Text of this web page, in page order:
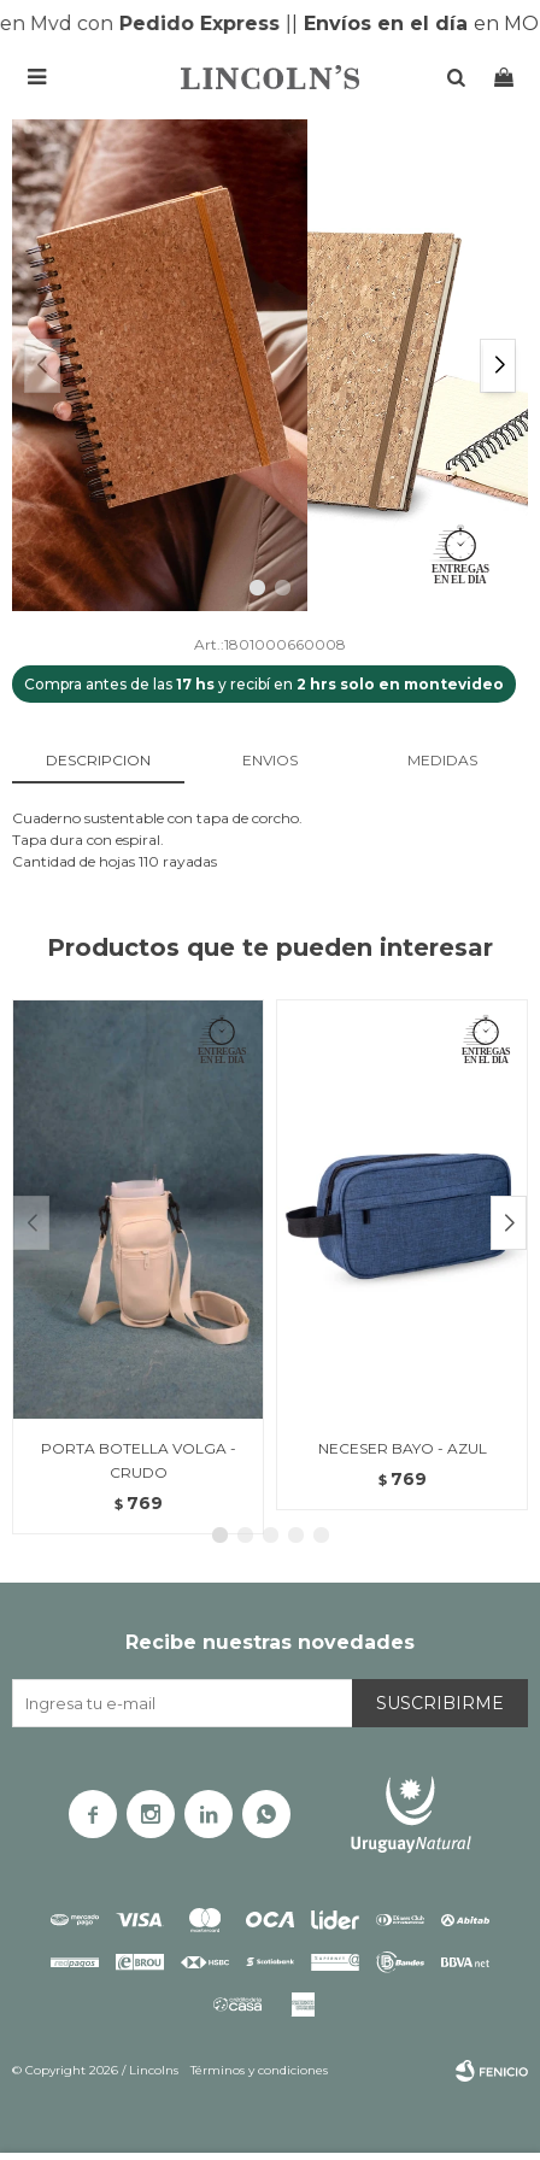
Mvd conPedido Express|| Envíos en el díaen

1801000660008
Compra antes de las 17 hs y recibí en 2 hrs solo en montevideo
DESCRIPCION ENVIOS MEDIDAS
Cuaderno sustentable con tapa de corcho.
Tapa dura con espiral.
Cantidad de hojas 110 rayadas
Productos que te pueden interesar
PORTA BOTELLA VOLGA -
CRUDO
$ 769
NECESER BAYO - AZUL
$ 769
Recibe nuestras novedades
SUSCRIBIRME
   
© Copyright 2026 / Lincolns Términos y condiciones